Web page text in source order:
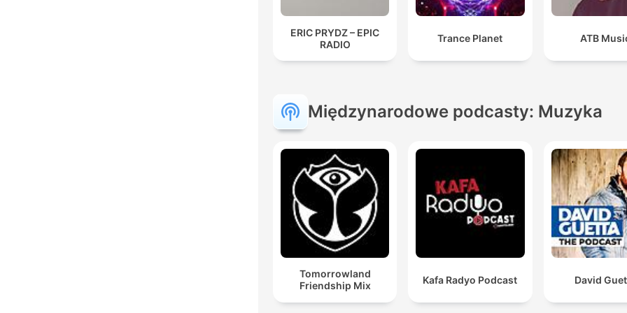
ERIC PRYDZ – EPIC
RADIO
Trance Planet ATB
Międzynarodowe podcasty: Muzyka
Tomorrowland
Friendship Mix
Kafa Radyo Podcast David